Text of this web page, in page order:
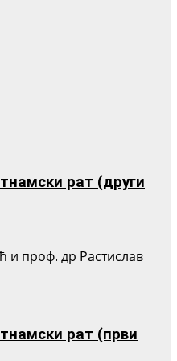
рат (други
и проф. др Растислав
рат (први